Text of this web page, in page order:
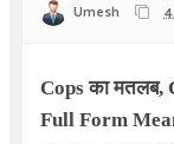
Umesh
Copsका मतलब,
Full Form